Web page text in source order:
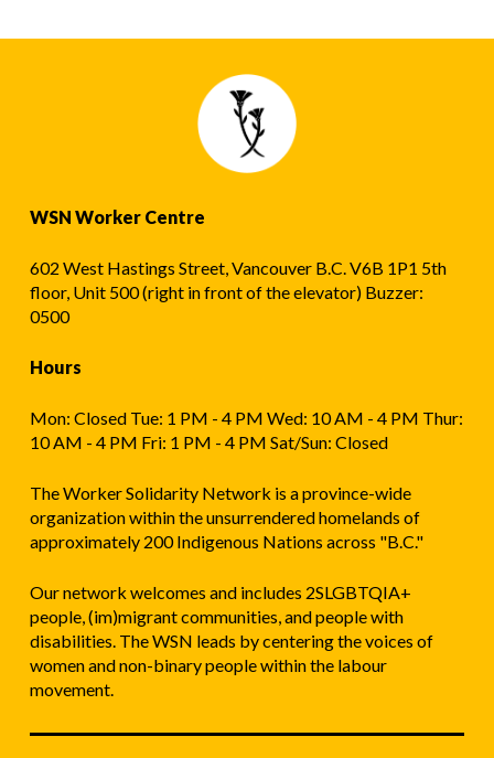
WSN Worker Centre
602 West Hastings Street, Vancouver B.C. V6B 1P1 5th
floor, Unit 500 (right in front of the elevator) Buzzer:
0500
Hours
Mon: Closed Tue: 1 PM - 4 PM Wed: 10 AM - 4 PM Thur:
10 AM - 4 PM Fri: 1 PM - 4 PM Sat/Sun: Closed
The Worker Solidarity Network is a province-wide
organization within the unsurrendered homelands of
approximately 200 Indigenous Nations across "B.C."
Our network welcomes and includes 2SLGBTQIA+
people, (im)migrant communities, and people with
disabilities. The WSN leads by centering the voices of
women and non-binary people within the labour
movement.